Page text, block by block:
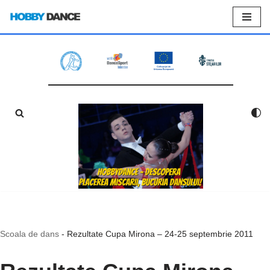
Sari
Scoala de dans - Rezultate Cupa Mirona – 24-25 septembrie 2011